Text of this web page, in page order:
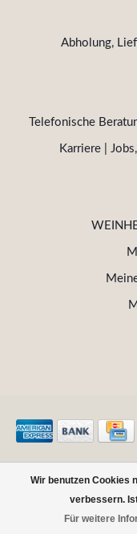
Wir benutzen Cookies
verbessern.
Für weitere
Abholung,
Telefonische
Karriere |
© Copyright 2026